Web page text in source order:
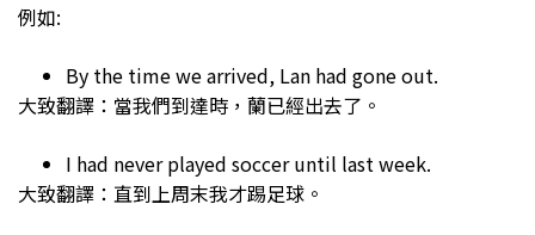
例如:
By the time we arrived, Lan had gone out.
大致翻譯：當我們到達時，蘭已經出去了。
I had never played soccer until last week.
大致翻譯：直到上周末我才踢足球。